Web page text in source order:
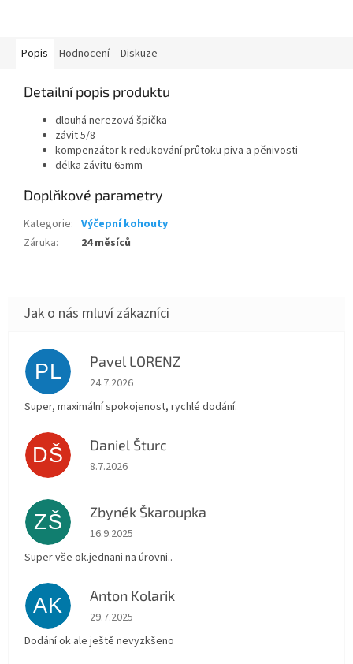
Popis Hodnocení Diskuze
Detailní popis produktu
dlouhá nerezová špička
závit 5/8
kompenzátor k redukování průtoku piva a pěnivosti
délka závitu 65mm
Doplňkové parametry
Kategorie: Výčepní kohouty
Záruka: 24 měsíců
PL Pavel LORENZ
Hodnocení obchodu je 5 z 5 hvězdiček.
24.7.2026
Super, maximální spokojenost, rychlé dodání.
DŠ Daniel Šturc
Hodnocení obchodu je 5 z 5 hvězdiček.
8.7.2026
ZŠ Zbynék Škaroupka
Hodnocení obchodu je 5 z 5 hvězdiček.
16.9.2025
Super vše ok.jednani na úrovni..
AK Anton Kolarik
Hodnocení obchodu je 5 z 5 hvězdiček.
29.7.2025
Dodání ok ale ještě nevyzkšeno